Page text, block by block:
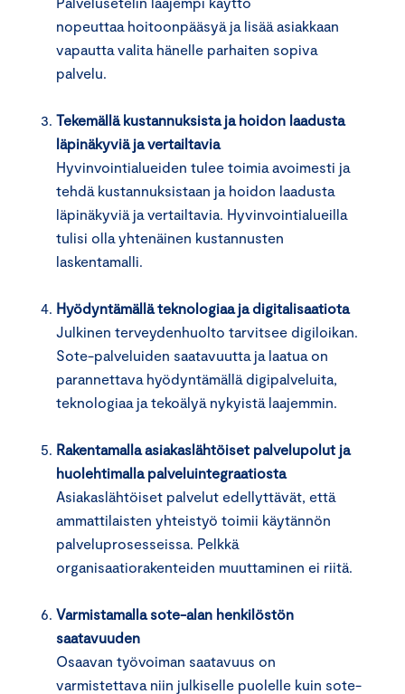
nopeuttaa hoitoonpääsyä ja lisää asiakkaan
vapautta valita hänelle parhaiten sopiva
palvelu.
Tekemällä kustannuksista ja hoidon laadusta
läpinäkyviä ja vertailtavia
Hyvinvointialueiden tulee toimia avoimesti ja
tehdä kustannuksistaan ja hoidon laadusta
läpinäkyviä ja vertailtavia. Hyvinvointialueilla
tulisi olla yhtenäinen kustannusten
laskentamalli.
Hyödyntämällä teknologiaa ja digitalisaatiota
Julkinen terveydenhuolto tarvitsee digiloikan.
Sote-palveluiden saatavuutta ja laatua on
parannettava hyödyntämällä digipalveluita,
teknologiaa ja tekoälyä nykyistä laajemmin.
Rakentamalla asiakaslähtöiset palvelupolut ja
huolehtimalla palveluintegraatiosta
Asiakaslähtöiset palvelut edellyttävät, että
ammattilaisten yhteistyö toimii käytännön
palveluprosesseissa. Pelkkä
organisaatiorakenteiden muuttaminen ei riitä.
Varmistamalla sote-alan henkilöstön
saatavuuden
Osaavan työvoiman saatavuus on
varmistettava niin julkiselle puolelle kuin sote-